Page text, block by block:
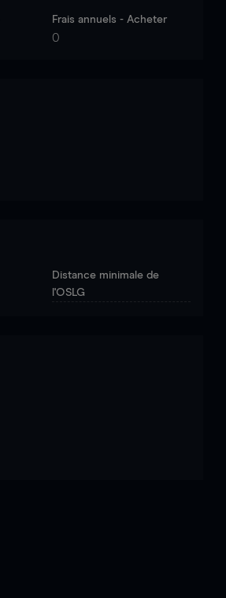
Frais annuels - Acheter
0
Distance minimale de
l'OSLG